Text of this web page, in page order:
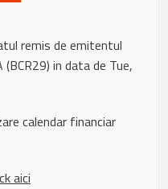
remis de emitentul
(BCR29) in data de Tue,
calendar financiar
aici